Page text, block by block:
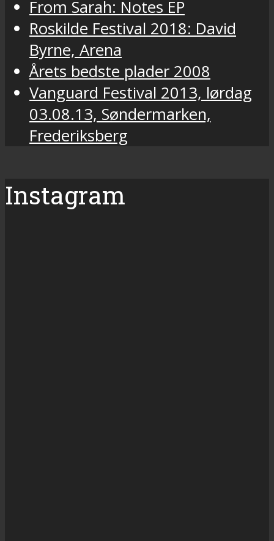
From Sarah: Notes EP
Roskilde Festival 2018: David
Byrne, Arena
Årets bedste plader 2008
Vanguard Festival 2013, lørdag
03.08.13, Søndermarken,
Frederiksberg
Instagram